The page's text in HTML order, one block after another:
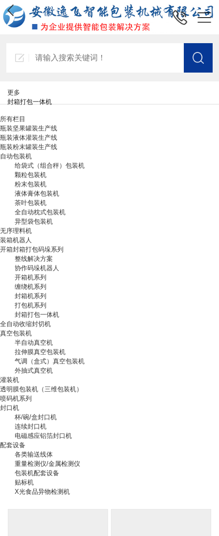
更多
封箱打包一体机
所有栏目
瓶装坚果罐装生产线
瓶装液体灌装生产线
瓶装粉末罐装生产线
自动包装机
给袋式（组合秤）包装机
颗粒包装机
粉末包装机
液体膏体包装机
茶叶包装机
全自动枕式包装机
异型袋包装机
无序理料机
装箱机器人
开箱封箱打包码垛系列
整线解决方案
协作码垛机器人
开箱机系列
缠绕机系列
封箱机系列
打包机系列
封箱打包一体机
全自动收缩封切机
真空包装机
半自动真空机
拉伸膜真空包装机
气调（盒式）真空包装机
外抽式真空机
灌装机
透明膜包装机（三维包装机）
喷码机系列
封口机
杯/碗/盒封口机
连续封口机
电磁感应铝箔封口机
配套设备
各类输送线体
重量检测仪/金属检测仪
包装机配套设备
贴标机
X光食品异物检测机